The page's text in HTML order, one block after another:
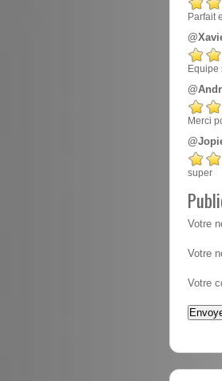
Parfait
Equipe
Merci
super
Votre
Votre
Votre